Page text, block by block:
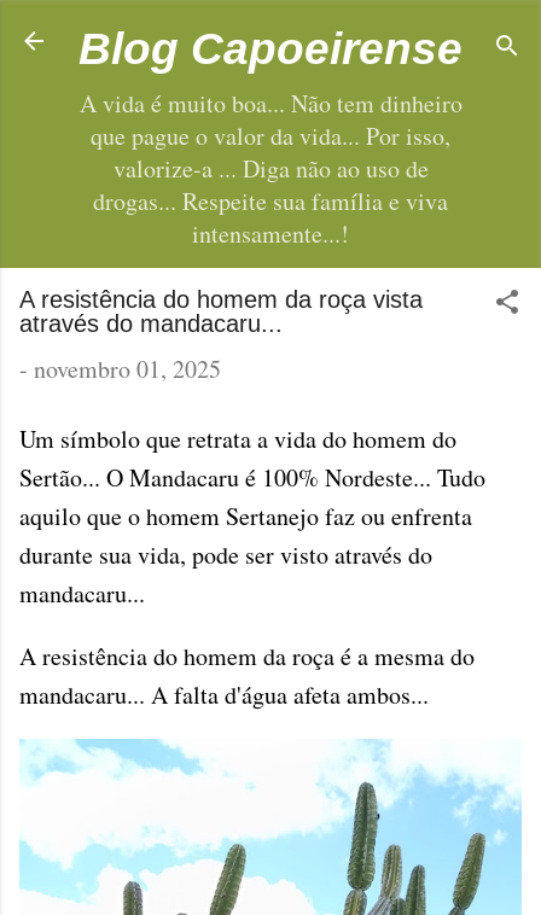
Pular para o conteúdo principal
Blog Capoeirense
A vida é muito boa... Não tem dinheiro
que pague o valor da vida... Por isso,
valorize-a ... Diga não ao uso de
drogas... Respeite sua família e viva
intensamente...!
A resistência do homem da roça vista
através do mandacaru...
- novembro 01, 2025
Um símbolo que retrata a vida do homem do
Sertão... O Mandacaru é 100% Nordeste... Tudo
aquilo que o homem Sertanejo faz ou enfrenta
durante sua vida, pode ser visto através do
mandacaru...
A resistência do homem da roça é a mesma do
mandacaru... A falta d'água afeta ambos...